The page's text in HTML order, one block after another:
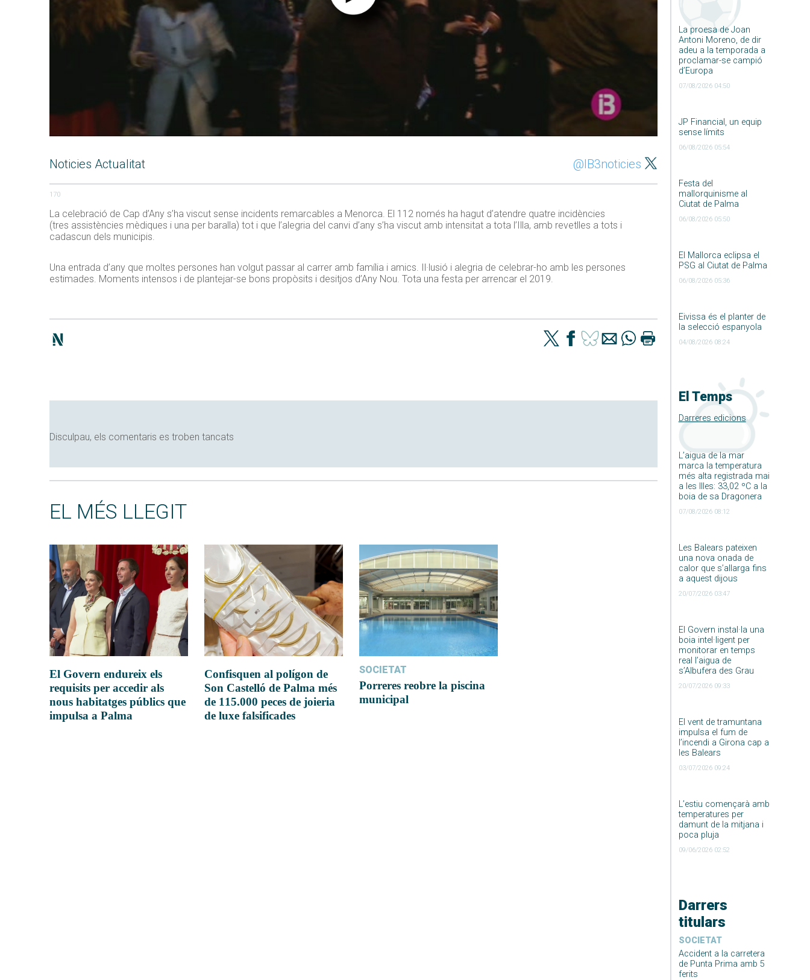
La proesa de Joan
Antoni Moreno, de dir
adeu a la temporada a
proclamar-se campió
d’Europa
07/08/2026 04:50
JP Financial, un equip
sense límits
06/08/2026 05:54
Festa del
mallorquinisme al
Ciutat de Palma
06/08/2026 05:50
El Mallorca eclipsa el
PSG al Ciutat de Palma
06/08/2026 05:36
Eivissa és el planter de
la selecció espanyola
04/08/2026 08:24
El Temps
Darreres edicions
L’aigua de la mar
marca la temperatura
més alta registrada mai
a les Illes: 33,02 ºC a la
boia de sa Dragonera
07/08/2026 08:12
Les Balears pateixen
una nova onada de
calor que s’allarga fins
a aquest dijous
20/07/2026 03:47
El Govern instal·la una
boia intel·ligent per
monitorar en temps
real l’aigua de
s’Albufera des Grau
20/07/2026 09:33
El vent de tramuntana
impulsa el fum de
l’incendi a Girona cap a
les Balears
03/07/2026 09:24
L’estiu començarà amb
temperatures per
damunt de la mitjana i
poca pluja
09/06/2026 02:52
Darrers
titulars
SOCIETAT
Accident a la carretera
de Punta Prima amb 5
ferits
Noticies Actualitat @IB3noticies
170
La celebració de Cap d’Any s’ha viscut sense incidents remarcables a Menorca. El 112 només ha hagut d’atendre quatre incidències
(tres assistències mèdiques i una per baralla) tot i que l’alegria del canvi d’any s’ha viscut amb intensitat a tota l’Illa, amb revetlles a tots i
cadascun dels municipis.
Una entrada d’any que moltes persones han volgut passar al carrer amb família i amics. Il·lusió i alegria de celebrar-ho amb les persones
estimades. Moments intensos i de plantejar-se bons propòsits i desitjos d’Any Nou. Tota una festa per arrencar el 2019.
Disculpau, els comentaris es troben tancats
EL MÉS LLEGIT
El Govern endureix els
requisits per accedir als
nous habitatges públics que
impulsa a Palma
Confisquen al polígon de
Son Castelló de Palma més
de 115.000 peces de joieria
de luxe falsificades
SOCIETAT
Porreres reobre la piscina
municipal